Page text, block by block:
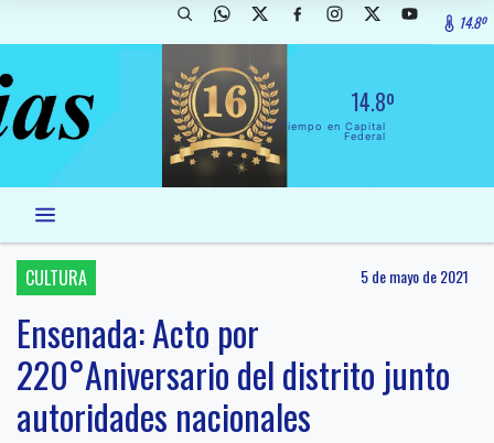
14.8º
14.8º
El Tiempo en Capital
Federal
CULTURA 5 de mayo de 2021
Ensenada: Acto por
220°Aniversario del distrito junto
autoridades nacionales